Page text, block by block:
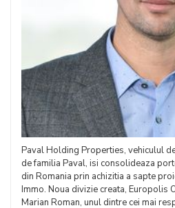
Paval Holding Properties, vehiculul
de familia Paval, isi consolideaza
din Romania prin achizitia a sapte
Immo. Noua divizie creata, Europolis
Marian Roman, unul dintre cei mai